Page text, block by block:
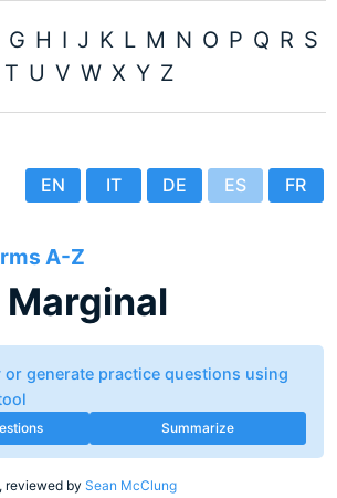
G H I J K L M N O P Q R S
T U V W X Y Z
EN IT DE ES FR
A-Z
or generate practice questions using
Summarize
reviewed by Sean McClung